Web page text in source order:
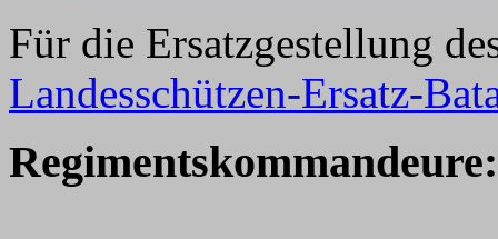
Für die Ersatzgestellung
Landesschützen-Ersatz-
Regimentskommandeure: